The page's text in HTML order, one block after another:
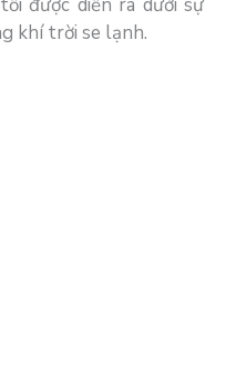
khí trời se lạnh.